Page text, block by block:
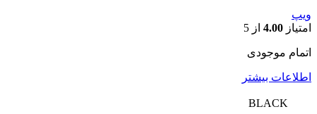
ویپ
امتیاز 4.00 از 5
اتمام موجودی
اطلاعات بیشتر
BLACK